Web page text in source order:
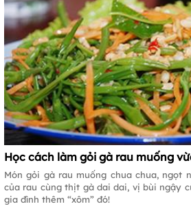
Học cách làm gỏi gà rau muống
Món gỏi gà rau muống chua chua, ngọt
của rau cùng thịt gà dai dai, vị bùi ngậy
gia đình thêm “xôm” đó!